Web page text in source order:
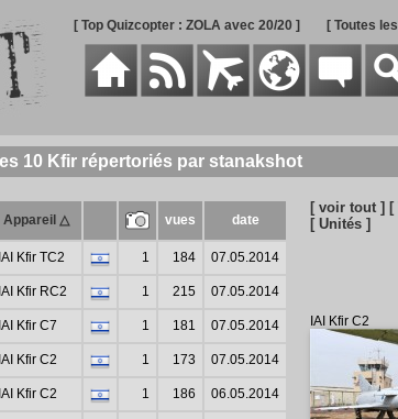
[ Top Quizcopter : ZOLA avec 20/20 ] [ Toutes
10 Kfir répertoriés par stanakshot
Appareil △ vues date
IAI Kfir TC2 1 184 07.05.2014
IAI Kfir RC2 1 215 07.05.2014
IAI Kfir C7 1 181 07.05.2014
IAI Kfir C2 1 173 07.05.2014
IAI Kfir C2 1 186 06.05.2014
[ voir tout ] [
[ Unités ]
IAI Kfir C2